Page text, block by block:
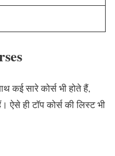
कई सारे कोर्स भी होते हैं,
ही टॉप कोर्स की लिस्ट भी